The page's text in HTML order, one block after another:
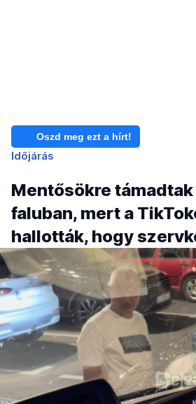
Oszd meg ezt a hírt!
Időjárás
Mentősökre
faluban, mert a
hallották, hogy